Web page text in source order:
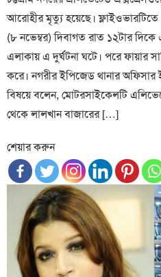
আরোহীর মৃত্যু হয়েছে।
(৮ নভেম্বর) দিবাগত রাত ১২টার
এলাকায় এ দুর্ঘটনা ঘটে। পরে ফায়ার
করে। নগরীর ইপিজেড থানার
বিষয়ে বলেন, মোটরসাইকেলটি
থেকে লালখান বাজারের […]
শেয়ার করুন